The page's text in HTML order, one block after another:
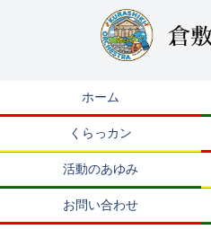
ホーム
くらっカン
活動のあゆみ
お問い合わせ